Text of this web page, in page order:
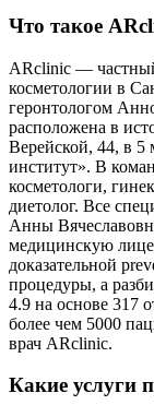
Что такое
ARclinic —
косметологии в
геронтологом
расположена в
Верейской, 44, в 5
институт». В
косметологи,
диетолог. Все
Анны
медицинскую
доказательной
процедуры, а
4.9 на основе 317
более чем 5000
врач ARclinic.
Какие услуги